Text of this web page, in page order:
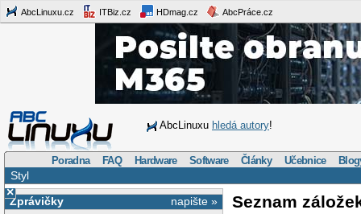
AbcLinuxu.cz ITBiz.cz HDmag.cz AbcPráce.cz
AbcLinuxu hledá autory!
Poradna FAQ Hardware Software Články Učebnice
Styl
×
napište »
Zprávičky
Seznam